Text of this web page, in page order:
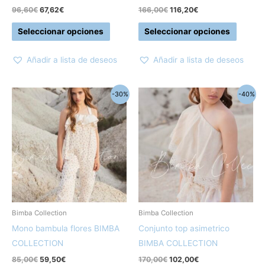
96,60€ 67,62€
Seleccionar opciones
página
Añadir a lista de deseos
166,00€ 116,20€
Seleccionar opciones
página
Añadir a lista de deseos
-30%
Bimba Collection
Mono bambula flores BIMBA
COLLECTION
85,00€
El
precio
original
era:
85,00€.
59,50€
El
precio
actual
es:
59,50€.
Este
producto
tiene
múltiples
variantes.
Las
opciones
se
elegir
-40%
Bimba Collection
Conjunto top asimetrico
BIMBA COLLECTION
170,00€
El
precio
original
era:
170,00€.
102,00€
El
precio
actual
es:
102,00€.
Este
tiene
Las
se